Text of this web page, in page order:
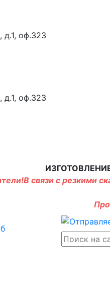
д.1, оф.323
д.1, оф.323
связи с резкими